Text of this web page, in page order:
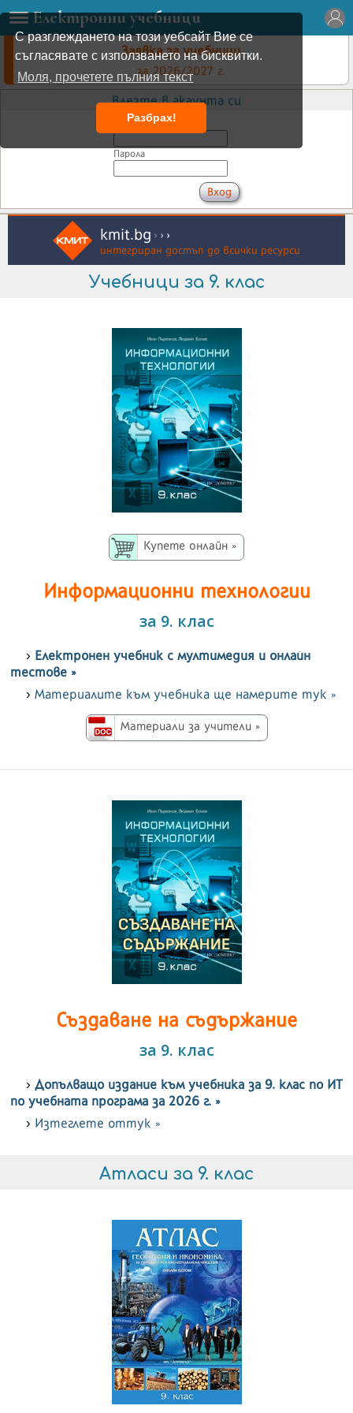
С разглеждането на този уебсайт Вие се
съгласявате с използването на бисквитки.
Моля, прочетете пълния текст
Разбрах!
Електронни учебници
Заявка за учебници
за 2026/2027 г.
Влезте в акаунта си
Имейл
Парола
kmit.bg › › ›
интегриран достъп до всички ресурси
Учебници за 9. клас
Купете онлайн »
Информационни технологии
за 9. клас
Електронeн учебник с мултимедия и онлайн
тестове »
Материалите към учебника ще намерите тук »
Материали за учители »
Създаване на съдържание
за 9. клас
Допълващо издание към учебника за 9. клас по ИТ
по учебната програма за 2026 г. »
Изтеглете оттук »
Атласи за 9. клас